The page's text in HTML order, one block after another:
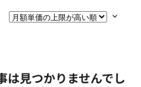
は見つかりませんでし